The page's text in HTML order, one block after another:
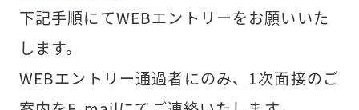
下記手順にてWEBエントリーをお願いいた
します。
WEBエントリー通過者にのみ、1次面接のご